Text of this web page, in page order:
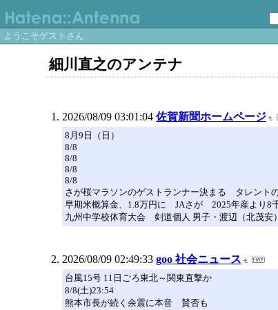
ようこそゲストさん
細川直之のアンテナ
2026/08/09 03:01:04 佐賀新聞ホームページ
8月9日（日）
8/8
8/8
8/8
8/8
さが桜マラソンのゲストランナー決まる タレント
早期米概算金、1.8万円に JAさが 2025年産より8
九州中学校体育大会 剣道個人 男子・渡辺（北茂安
2026/08/09 02:49:33 goo 社会ニュース
台風15号 11日ごろ東北～関東直撃か
8/8(土)23:54
熊本市長が続く余震に本音 賛否も